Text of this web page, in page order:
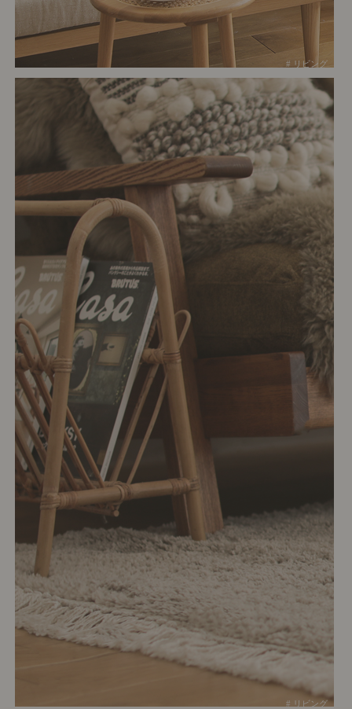
# リビング
# リビング